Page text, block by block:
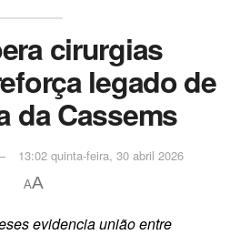
cirurgias
legado de
da Cassems
13:02 quinta-feira, 30 abril 2026
AA
evidencia união entre